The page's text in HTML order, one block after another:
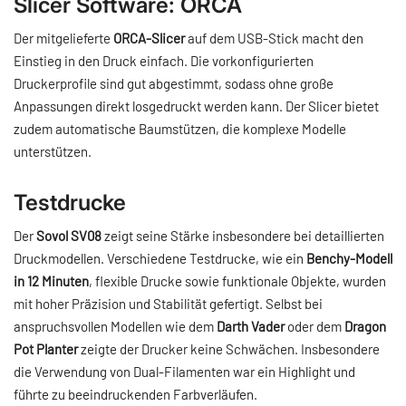
Der mitgelieferte ORCA-Slicerauf dem USB-Stick macht den
Einstieg in den Druck einfach. Die vorkonfigurierten
Druckerprofile sind gut abgestimmt, sodass ohne große
Anpassungen direkt losgedruckt werden kann. Der Slicer bietet
zudem automatische Baumstützen, die komplexe Modelle
unterstützen.
Testdrucke
DerSovol SV08zeigt seine Stärke insbesondere bei detaillierten
Druckmodellen. Verschiedene Testdrucke, wie ein Benchy-Modell
in 12 Minuten, flexible Drucke sowie funktionale Objekte, wurden
mit hoher Präzision und Stabilität gefertigt. Selbst bei
anspruchsvollen Modellen wie dem Darth Vaderoder dem Dragon
Pot Planterzeigte der Drucker keine Schwächen. Insbesondere
die Verwendung von Dual-Filamenten war ein Highlight und
führte zu beeindruckenden Farbverläufen.